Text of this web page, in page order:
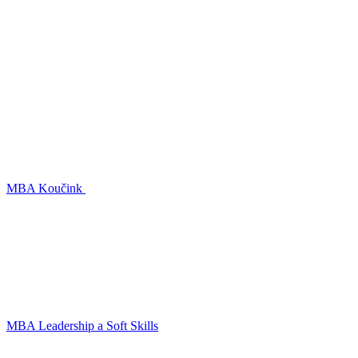
MBA Koučink
MBA Leadership a Soft Skills